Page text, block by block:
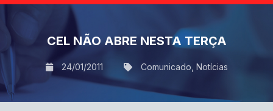
CEL NÃO ABRE NESTA TERÇA
24/01/2011 Comunicado Notícias